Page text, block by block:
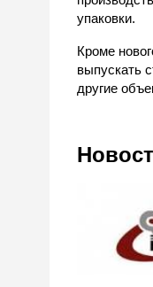
упаковки.
Кроме
выпускать
другие